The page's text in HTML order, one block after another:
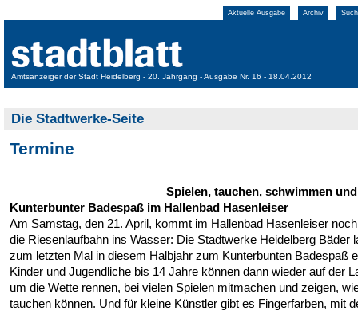
Aktuelle Ausgabe Archiv
Amtsanzeiger der Stadt Heidelberg - 20. Jahrgang - Ausgabe Nr. 16 - 18.04.2012
Die Stadtwerke-Seite
Termine
Spielen, tauchen, schwimmen
Kunterbunter Badespaß im Hallenbad Hasenleiser
Am Samstag, den 21. April, kommt im Hallenbad Hasenleiser
die Riesenlaufbahn ins Wasser: Die Stadtwerke Heidelberg Bäder
zum letzten Mal in diesem Halbjahr zum Kunterbunten Badespaß
Kinder und Jugendliche bis 14 Jahre können dann wieder auf der
um die Wette rennen, bei vielen Spielen mitmachen und zeigen,
tauchen können. Und für kleine Künstler gibt es Fingerfarben, mit